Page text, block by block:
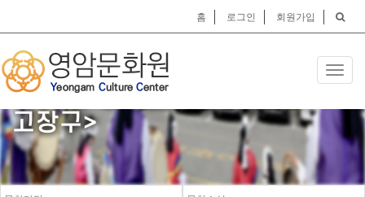
홈 로그인 회원가입
제27회 영암군민예술제 <고
고장구>